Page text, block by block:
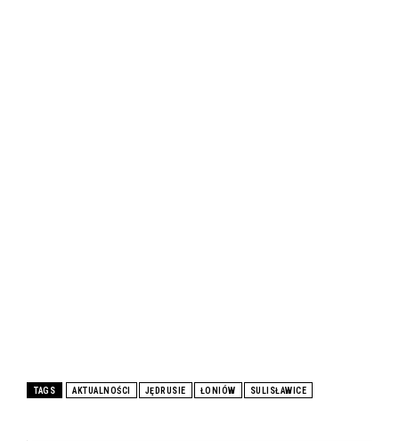
TAGS AKTUALNOŚCI JĘDRUSIE ŁONIÓW SULISŁAWICE